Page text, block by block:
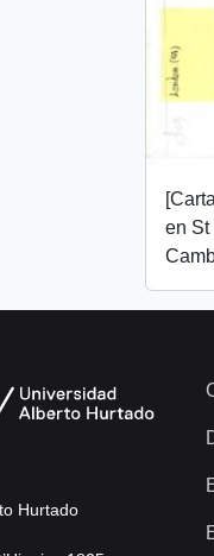
en St
Hurtado